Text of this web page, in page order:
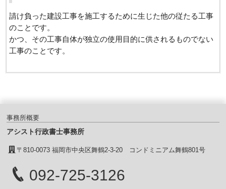
請け負った建設工事を施工するために生じた他の従たる工事
のことです。
かつ、その工事自体が独立の使用目的に供されるものでない
工事のことです。
事務所概要
アシスト行政書士事務所
〒810-0073 福岡市中央区舞鶴2-3-20 コンドミニアム舞鶴801号
092-725-3126